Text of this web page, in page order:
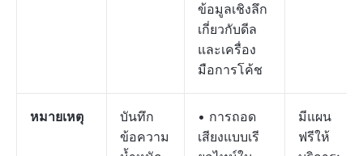
ข้อมูลเชิงลึก
เกี่ยวกับดีล
และเครื่อง
มือการโค้ช
หมายเหตุ
บันทึก
ข้อความ
• การถอด
เสียงแบบเรี
มีแผน
ฟรีให้